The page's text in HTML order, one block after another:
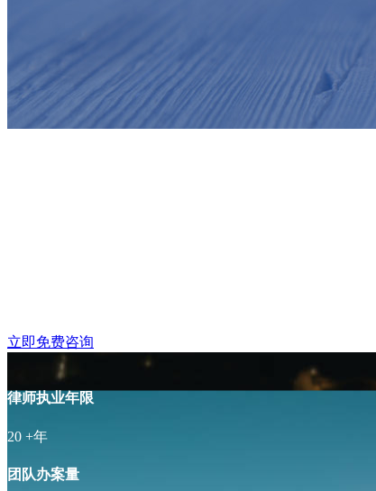
立即免费咨询
律师执业年限
20 +年
团队办案量